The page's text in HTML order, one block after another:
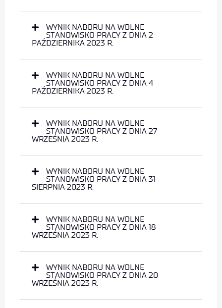
WYNIK NABORU NA WOLNE
STANOWISKO PRACY Z DNIA 2
PAŹDZIERNIKA 2023 R.
WYNIK NABORU NA WOLNE
STANOWISKO PRACY Z DNIA 4
PAŹDZIERNIKA 2023 R.
WYNIK NABORU NA WOLNE
STANOWISKO PRACY Z DNIA 27
WRZEŚNIA 2023 R.
WYNIK NABORU NA WOLNE
STANOWISKO PRACY Z DNIA 31
SIERPNIA 2023 R.
WYNIK NABORU NA WOLNE
STANOWISKO PRACY Z DNIA 18
WRZEŚNIA 2023 R.
WYNIK NABORU NA WOLNE
STANOWISKO PRACY Z DNIA 20
WRZEŚNIA 2023 R.